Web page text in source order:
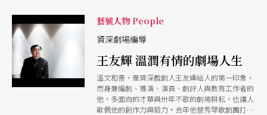
藝號人物 People
資深劇場編導
王友輝 溫潤有情的劇場人生
溫文和善，是資深戲劇人王友輝給人的第一印象，
而身兼編劇、導演、演員、劇評人與教育工作者的
他，多面向的才華與卅年不歇的劇場耕耘，也讓人
敬佩他的創作力與毅力。去年他替秀琴歌劇團打造